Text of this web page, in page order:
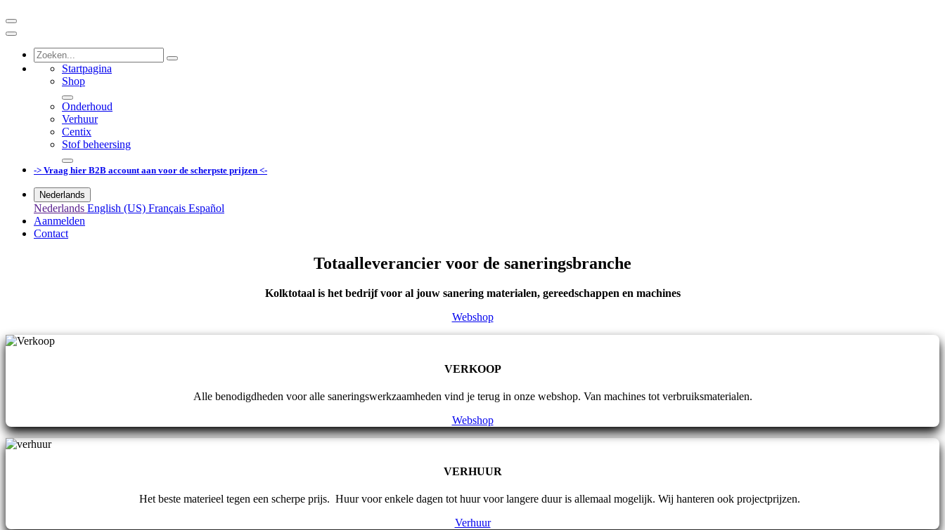
Startpagina
Shop
Onderhoud
Verhuur
Centix
Stof beheersing
-> Vraag hier B2B account aan voor de scherpste prijzen <-
Nederlands
Nederlands English (US) Français Español
Aanmelden
Contact
Totaalleverancier voor de saneringsbranche
Kolktotaal is het bedrijf voor al jouw sanering materialen, gereedschappen en machines
Webshop
VERKOOP
Alle benodigdheden voor alle saneringswerkzaamheden vind je terug in onze webshop. Van machines tot verbruiksmaterialen.
Webshop
VERHUUR
Het beste materieel tegen een scherpe prijs. Huur voor enkele dagen tot huur voor langere duur is allemaal mogelijk. Wij hanteren ook projectprijzen.
Verhuur